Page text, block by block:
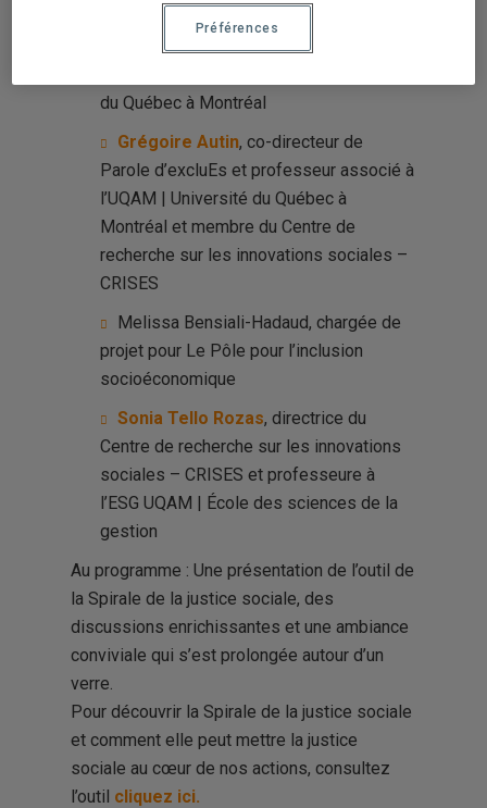
Chanel gignac, étudiante à la maîtrise
du Québec à Montréal
Grégoire Autin, co-directeur de
Parole d’excluEs et professeur associé à
l’UQAM | Université du Québec à
Montréal et membre du Centre de
recherche sur les innovations sociales –
CRISES
Melissa Bensiali-Hadaud, chargée de
projet pour Le Pôle pour l’inclusion
socioéconomique
Sonia Tello Rozas, directrice du
Centre de recherche sur les innovations
sociales – CRISES et professeure à
l’ESG UQAM | École des sciences de la
gestion
Au programme : Une présentation de l’outil de
la Spirale de la justice sociale, des
discussions enrichissantes et une ambiance
conviviale qui s’est prolongée autour d’un
verre.
Pour découvrir la Spirale de la justice sociale
et comment elle peut mettre la justice
sociale au cœur de nos actions, consultez
l’outil cliquez ici.
Préférences